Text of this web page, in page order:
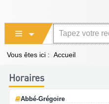
Vous êtes ici : Accueil
Horaires
Abbé-Grégoire